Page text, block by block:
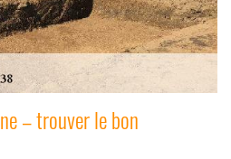
– trouver le bon